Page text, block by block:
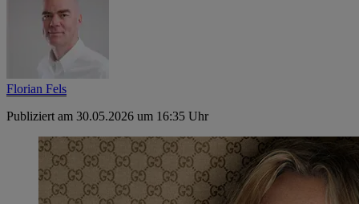
Florian Fels
Publiziert am 30.05.2026 um 16:35 Uhr